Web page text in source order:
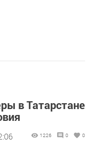
в Татарстане
1226 0 0